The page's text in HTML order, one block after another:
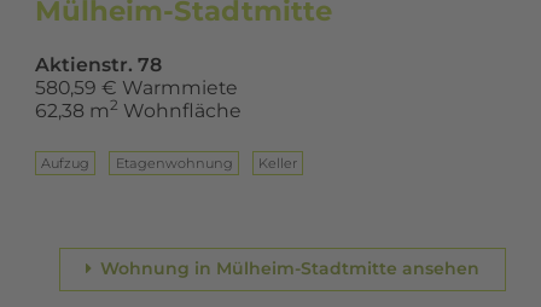
Mülheim-Stadtmitte
Aktienstr. 78
580,59 € Warmmiete
62,38 m2 Wohnfläche
Aufzug Eta­gen­woh­nung Keller
Wohnung in Mülheim-Stadtmitte ansehen